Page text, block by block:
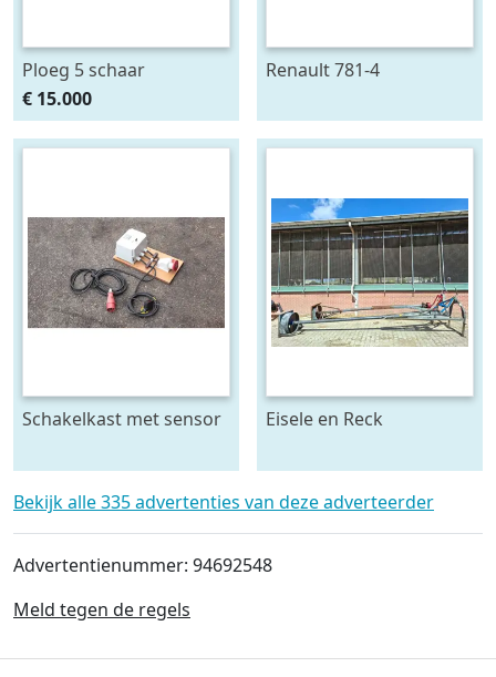
Ploeg 5 schaar
RUMPTSTAD RPV 140 -
480V4 + 1
€ 15.000
Renault 781-4
Schakelkast met sensor
Eisele en Reck
kast 70 x 70 raam - beide
5 meter lang
Bekijk alle 335 advertenties van deze adverteerder
Advertentienummer: 94692548
Meld tegen de regels